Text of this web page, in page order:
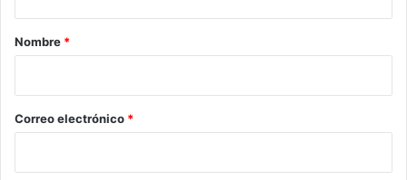
r
*
Nombre *
Correo electrónico *